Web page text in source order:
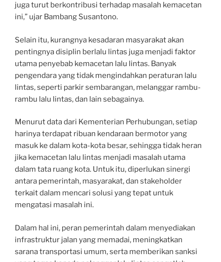
juga turut berkontribusi terhadap masalah kemacetan
ini,” ujar Bambang Susantono.
Selain itu, kurangnya kesadaran masyarakat akan
pentingnya disiplin berlalu lintas juga menjadi faktor
utama penyebab kemacetan lalu lintas. Banyak
pengendara yang tidak mengindahkan peraturan lalu
lintas, seperti parkir sembarangan, melanggar rambu-
rambu lalu lintas, dan lain sebagainya.
Menurut data dari Kementerian Perhubungan, setiap
harinya terdapat ribuan kendaraan bermotor yang
masuk ke dalam kota-kota besar, sehingga tidak heran
jika kemacetan lalu lintas menjadi masalah utama
dalam tata ruang kota. Untuk itu, diperlukan sinergi
antara pemerintah, masyarakat, dan stakeholder
terkait dalam mencari solusi yang tepat untuk
mengatasi masalah ini.
Dalam hal ini, peran pemerintah dalam menyediakan
infrastruktur jalan yang memadai, meningkatkan
sarana transportasi umum, serta memberikan sanksi